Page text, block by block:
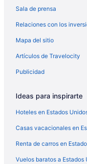
Piece Of Eight -
Paradise Found |
9br Estate | 3
**Blue HORIZON @
Florida Keys Beach
**Turtle COVE
Cottage +35’
Conch House -
Sala de prensa
Relaciones con los
Mapa del sitio
Artículos de Travelocity
Publicidad
Ideas para inspirarte
Hoteles en Estados
Casas vacacionales en
Renta de carros en
Vuelos baratos a Estados